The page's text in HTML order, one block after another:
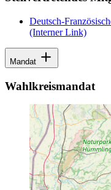
Deutsch-
(Interner Link)
Mandat
Wahlkreismandat